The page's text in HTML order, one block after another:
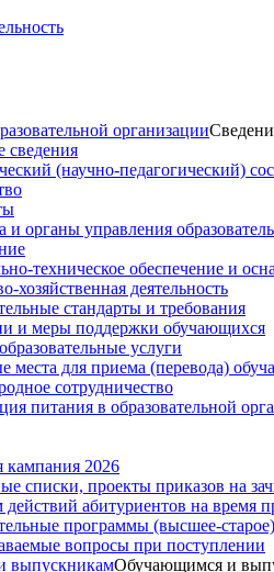
организации
сведения
(научно-педагогический)
и органы управления
техническое обеспечение и
хозяйственная деятельность
стандарты и требования
и меры поддержки обучающихся
услуги
места для приема (перевода)
сотрудничество
питания в образовательной
кампания 2026
списки, проекты приказов на
действий абитуриентов на время
программы (высшее-старое)
вопросы при поступлении
выпускникамОбучающимся и